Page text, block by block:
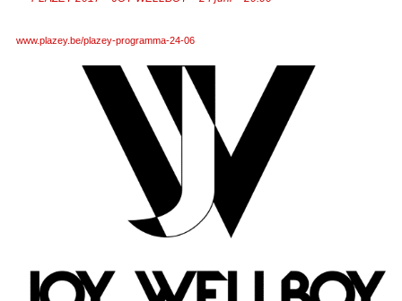
www.plazey.be/plazey-programma-24-06